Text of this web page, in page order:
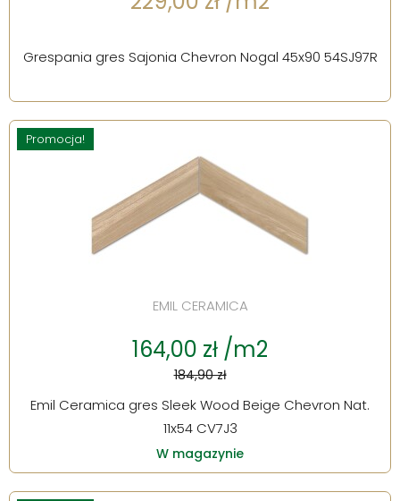
Grespania gres Sajonia Chevron Nogal 45x90 54SJ97R
Promocja!
EMIL CERAMICA
164,00 zł /m2
184,90 zł
Emil Ceramica gres Sleek Wood Beige Chevron Nat.
11x54 CV7J3
W magazynie